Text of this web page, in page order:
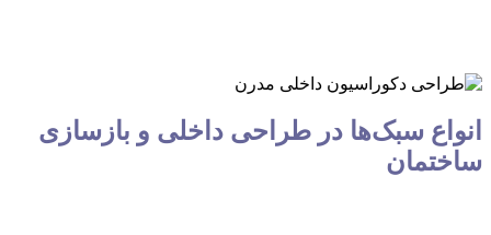
انواع سبک‌ها در طراحی داخلی و بازسازی
ساختمان